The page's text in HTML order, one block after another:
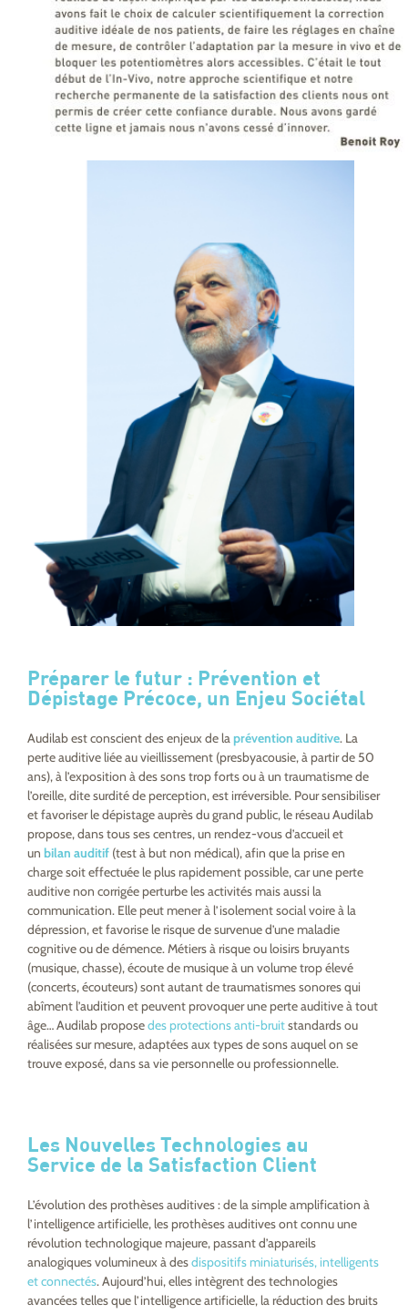
Préparer le futur : Prévention et
Dépistage Précoce, un Enjeu Sociétal
Audilab est conscient des enjeux de laprévention auditive. La
perte auditive liée au vieillissement (presbyacousie, à partir de 50
ans), à l’exposition à des sons trop forts ou à un traumatisme de
l’oreille, dite surdité de perception, est irréversible. Pour sensibiliser
et favoriser le dépistage auprès du grand public, le réseau Audilab
propose, dans tous ses centres, un rendez-vous d’accueil et
un bilan auditif (test à but non médical), afin que la prise en
charge soit effectuée le plus rapidement possible, car une perte
auditive non corrigée perturbe les activités mais aussi la
communication. Elle peut mener à l’isolement social voire à la
dépression, et favorise le risque de survenue d’une maladie
cognitive ou de démence. Métiers à risque ou loisirs bruyants
(musique, chasse), écoute de musique à un volume trop élevé
(concerts, écouteurs) sont autant de traumatismes sonores qui
abîment l’audition et peuvent provoquer une perte auditive à tout
âge… Audilab proposedes protections anti-bruitstandards ou
réalisées sur mesure, adaptées aux types de sons auquel on se
trouve exposé, dans sa vie personnelle ou professionnelle.
Les Nouvelles Technologies au
Service de la Satisfaction Client
L’évolution des prothèses auditives : de la simple amplification à
l’intelligence artificielle, les prothèses auditives ont connu une
révolution technologique majeure, passant d’appareils
analogiques volumineux à desdispositifs miniaturisés, intelligents
et connectés. Aujourd’hui, elles intègrent des technologies
avancées telles que l’intelligence artificielle, la réduction des bruits